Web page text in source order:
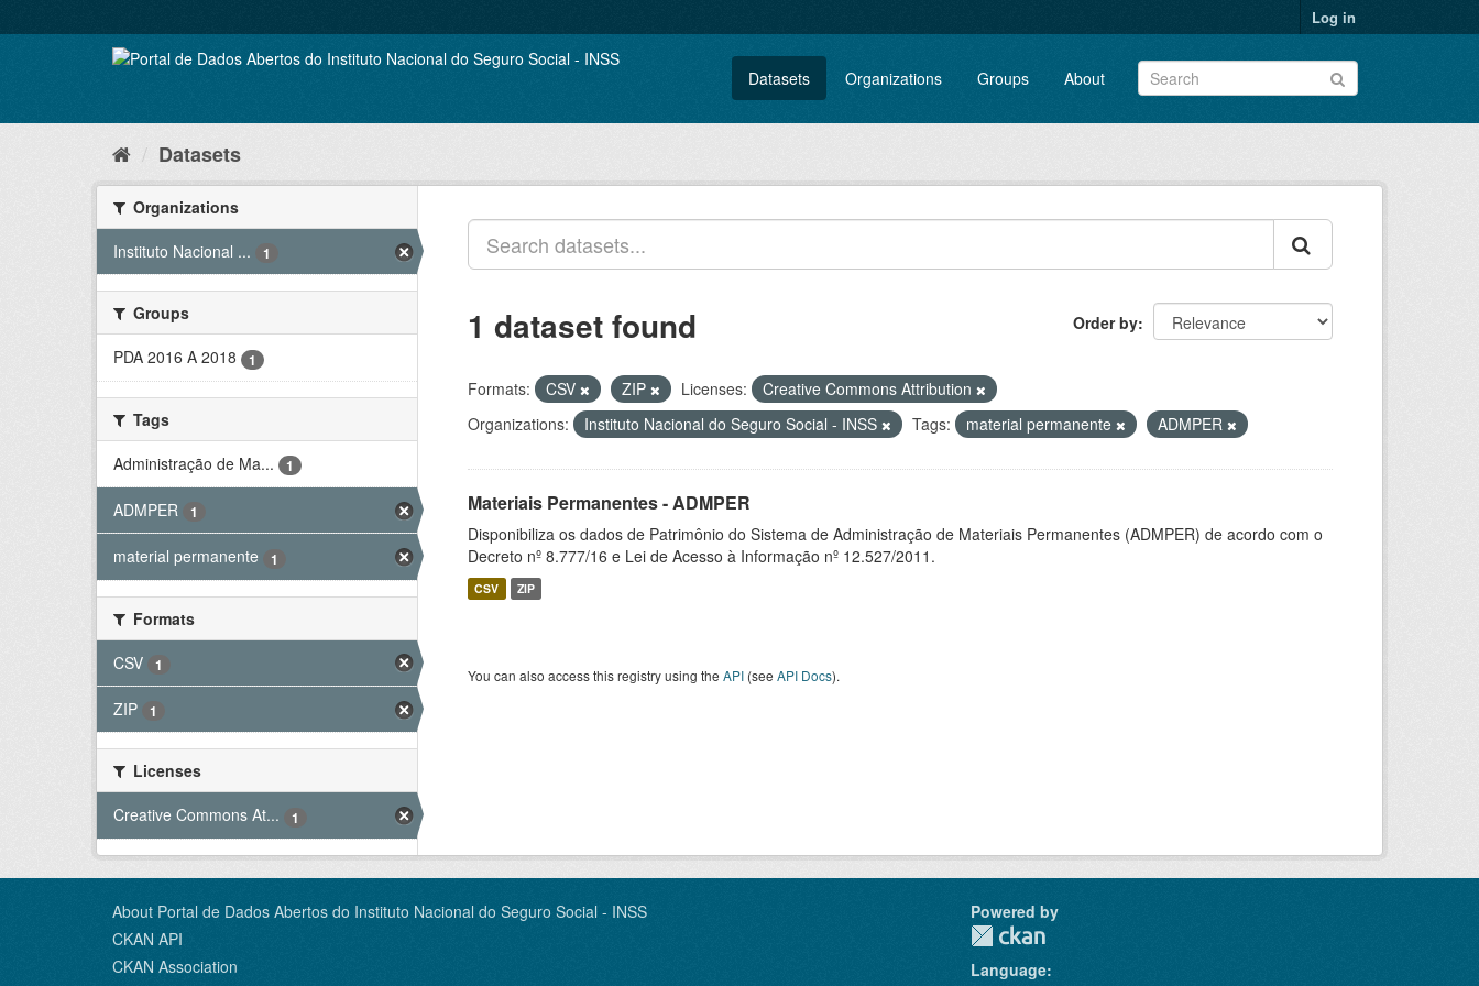
to
Log in
Datasets Organizations Groups About
Datasets
Organizations
Instituto Nacional ...
1
Groups
PDA 2016 A 2018
1
Tags
Administração de Ma...
1
ADMPER 1
material permanente 1
Formats
CSV
1
ZIP 1
Licenses
Creative Commons At...
1
Order by
1 dataset found
Formats: CSV ZIP Licenses:
Creative Commons Attribution
Organizations:
Instituto Nacional do Seguro Social - INSS Tags: material permanente ADMPER
Materiais Permanentes - ADMPER
Disponibiliza os dados de Patrimônio do Sistema de Administração de Materiais Permanentes (ADMPER) de acordo com o
Decreto nº 8.777/16 e Lei de Acesso à Informação nº 12.527/2011.
CSV ZIP
You can also access this registry using the API (see API Docs).
About Portal de Dados Abertos do Instituto Nacional do Seguro Social - INSS
CKAN API
CKAN Association
Powered by
Language